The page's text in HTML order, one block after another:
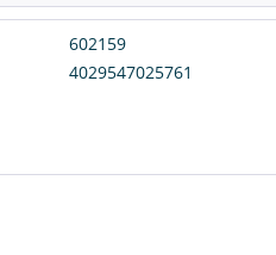
602159
4029547025761